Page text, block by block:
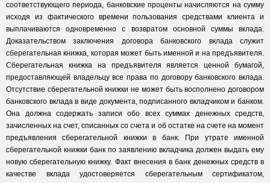
соответствующего периода, банковские проценты начисляются на сумму
исходя из фактического времени пользования средствами клиента и
выплачиваются одновременно с возвратом основной суммы вклада.
Доказательством заключения договора банковского вклада служит
сберегательная книжка, которая может быть именной и на предъявителя.
Сберегательная книжка на предъявителя является ценной бумагой,
предоставляющей владельцу все права по договору банковского вклада.
Отсутствие сберегательной книжки не может быть восполнено договором
банковского вклада в виде документа, подписанного вкладчиком и банком.
Она должна содержать записи обо всех суммах денежных средств,
зачисленных на счет, списанных со счета и об остатке на счете на момент
предъявления сберегательной книжки в банк. При утрате именной
сберегательной книжки банк по заявлению вкладчика должен выдать ему
новую сберегательную книжку. Факт внесения в банк денежных средств в
качестве вклада удостоверяется сберегательным сертификатом,